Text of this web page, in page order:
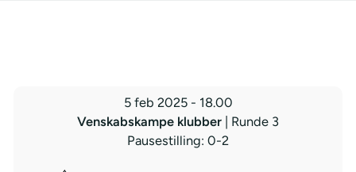
5 feb 2025 - 18.00
Venskabskampe klubber
| Runde 3
Pausestilling: 0-2